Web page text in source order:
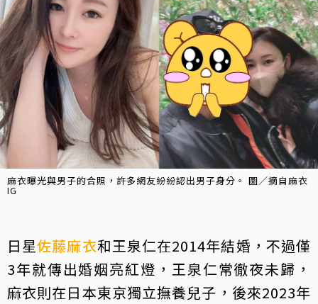
麻衣曝光與男子的合照，許多網友紛紛認出男子身分。 圖／摘自麻衣
IG
日星佐藤麻衣和王泉仁在2014年結婚，不過僅
3年就傳出婚姻亮紅燈，王泉仁常徹夜未歸，
麻衣則在日本東京獨立撫養兒子，後來2023年